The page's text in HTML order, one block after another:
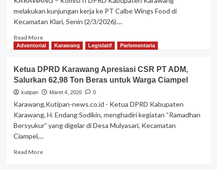
Ketua
DPRD
Wujud
Kepedulian
Membawa
Manfaat
Bagi
Masyarakat
melakukan kunjungan kerja ke PT Calbe Wings Food di
Kecamatan Klari, Senin (2/3/2026)....
Read MoreRead
more
Komisi
II
DPRD
Karawang
Tinjau
Kepatuhan
PT
Calbe
Food
Adventorial Karawang Legislatif Parlementaria
Ketua DPRD Karawang Apresiasi CSR PT ADM,
Salurkan 62,98 Ton Beras untuk Warga Ciampel
kutipan Maret 4, 2026 0
Karawang,Kutipan-news.co.id - Ketua DPRD Kabupaten
Karawang, H. Endang Sodikin, menghadiri kegiatan “Ramadhan
Bersyukur” yang digelar di Desa Mulyasari, Kecamatan
Ciampel,...
Read MoreRead